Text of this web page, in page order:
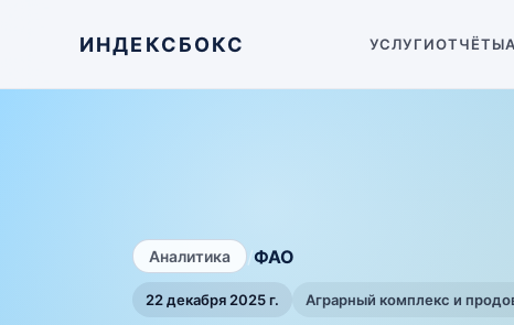
ИНДЕКСБОКС УСЛУГИОТЧЁТЫ
Аналитика /ФАО
22 декабря 2025 г. Аграрный комплекс и